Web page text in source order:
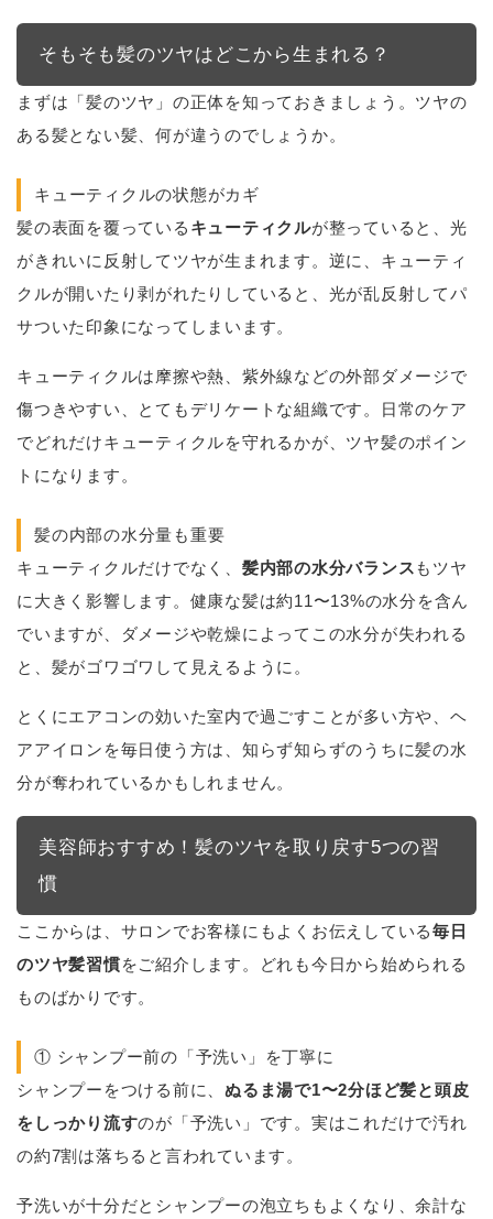
そもそも髪のツヤはどこから生まれる？
まずは「髪のツヤ」の正体を知っておきましょう。ツヤの
ある髪とない髪、何が違うのでしょうか。
キューティクルの状態がカギ
髪の表面を覆っている キューティクルが整っていると、光
がきれいに反射してツヤが生まれます。逆に、キューティ
クルが開いたり剥がれたりしていると、光が乱反射してパ
サついた印象になってしまいます。
キューティクルは摩擦や熱、紫外線などの外部ダメージで
傷つきやすい、とてもデリケートな組織です。日常のケア
でどれだけキューティクルを守れるかが、ツヤ髪のポイン
トになります。
髪の内部の水分量も重要
キューティクルだけでなく、 髪内部の水分バランス もツヤ
に大きく影響します。健康な髪は約11〜13%の水分を含ん
でいますが、ダメージや乾燥によってこの水分が失われる
と、髪がゴワゴワして見えるように。
とくにエアコンの効いた室内で過ごすことが多い方や、ヘ
アアイロンを毎日使う方は、知らず知らずのうちに髪の水
分が奪われているかもしれません。
美容師おすすめ！髪のツヤを取り戻す5つの習
慣
ここからは、サロンでお客様にもよくお伝えしている毎日
のツヤ髪習慣をご紹介します。どれも今日から始められる
ものばかりです。
① シャンプー前の「予洗い」を丁寧に
シャンプーをつける前に、 ぬるま湯で1〜2分ほど髪と頭皮
をしっかり流すのが「予洗い」です。実はこれだけで汚れ
の約7割は落ちると言われています。
予洗いが十分だとシャンプーの泡立ちもよくなり、余計な